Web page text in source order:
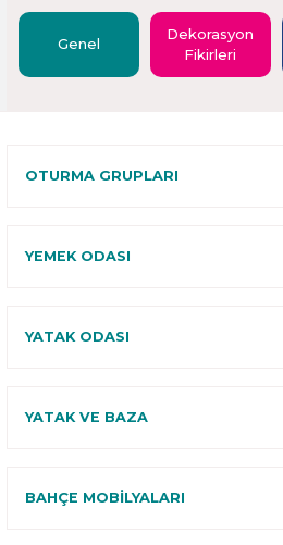
Genel
Dekorasyon
Fikirleri
OTURMA GRUPLARI
YEMEK ODASI
YATAK ODASI
YATAK VE BAZA
BAHÇE MOBİLYALARI